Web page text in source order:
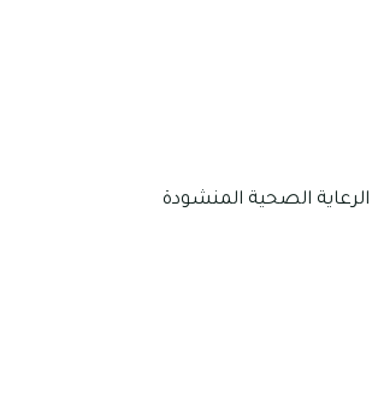
الرعاية الصحية المنشودة